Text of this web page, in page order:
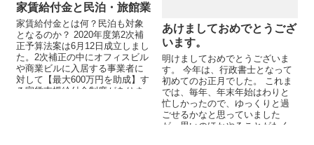
家賃給付金と民泊・旅館業
家賃給付金とは何？民泊も対象
となるのか？ 2020年度第2次補
正予算法案は6月12日成立しまし
た。2次補正の中にオフィスビル
や商業ビルに入居する事業者に
対して【最大600万円を助成】す
る家賃支援給付金制度がありま
あけましておめでとうござ
います。
明けましておめでとうございま
す。 今年は、行政書士となって
初めてのお正月でした。 これま
では、毎年、年末年始はわりと
忙しかったので、ゆっくりと過
ごせるかなと思っていました
が、思いのほかやることがたく